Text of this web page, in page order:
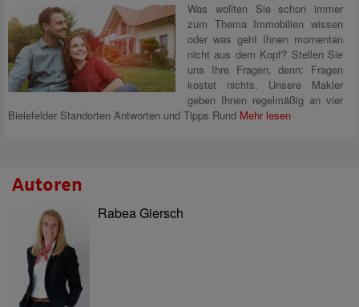
Was wollten Sie schon immer
zum Thema Immobilien wissen
oder was geht Ihnen momentan
nicht aus dem Kopf? Stellen Sie
uns Ihre Fragen, denn: Fragen
kostet nichts. Unsere Makler
geben Ihnen regelmäßig an vier
Bielefelder Standorten Antworten und Tipps Rund Mehr lesen
Autoren
Rabea Giersch